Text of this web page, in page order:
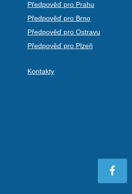
Předpověď pro Prahu
Předpověď pro Brno
Předpověď pro Ostravu
Předpověď pro Plzeň
Kontakty